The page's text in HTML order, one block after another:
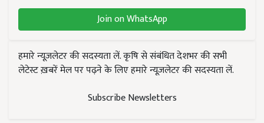
Join on WhatsApp
हमारे न्यूज़लेटर की सदस्यता लें. कृषि से संबंधित देशभर की सभी
लेटेस्ट ख़बरें मेल पर पढ़ने के लिए हमारे न्यूज़लेटर की सदस्यता लें.
Subscribe Newsletters